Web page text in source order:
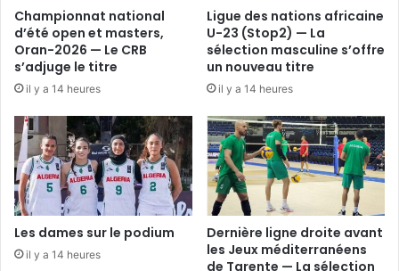
Championnat national
d’été open et masters,
Oran-2026 — Le CRB
s’adjuge le titre
il y a 14 heures
Ligue des nations africaine
U-23 (Stop2) — La
sélection masculine s’offre
un nouveau titre
il y a 14 heures
Les dames sur le podium
il y a 14 heures
Dernière ligne droite avant
les Jeux méditerranéens
de Tarente — La sélection